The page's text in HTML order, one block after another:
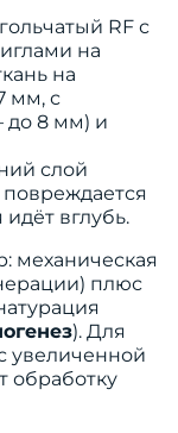
RF с
на
на
мм, с
до 8 мм) и
слой
вглубь.
механическая
плюс
). Для
увеличенной
обработку